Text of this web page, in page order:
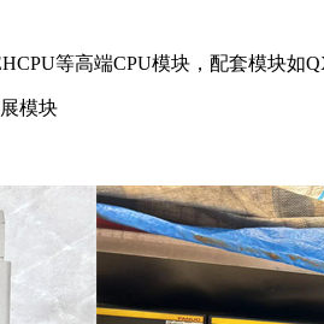
等高端CPU模块，配套模块如
模块